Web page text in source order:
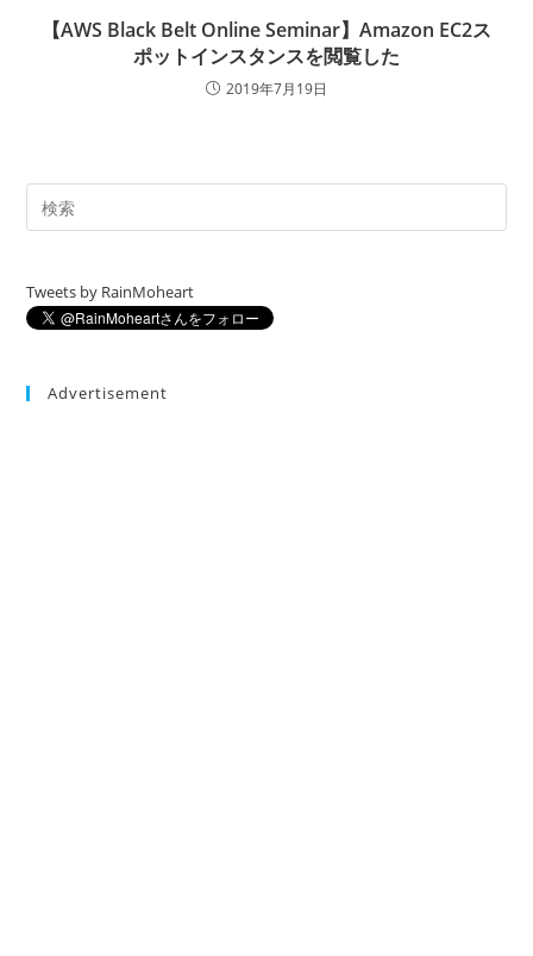
【AWS Black Belt Online Seminar】Amazon EC2ス
ポットインスタンスを閲覧した
2019年7月19日
Tweets by RainMoheart
Advertisement